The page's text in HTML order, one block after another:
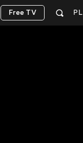
PL
Free TV